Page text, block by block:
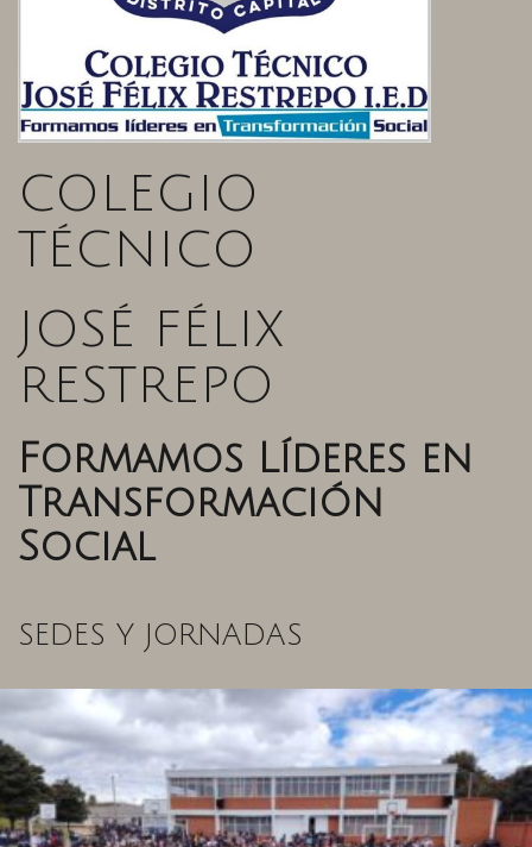
COLEGIO
TÉCNICO
JOSÉ FÉLIX
RESTREPO
Formamos Líderes en
Transformación
Social
SEDES Y JORNADAS